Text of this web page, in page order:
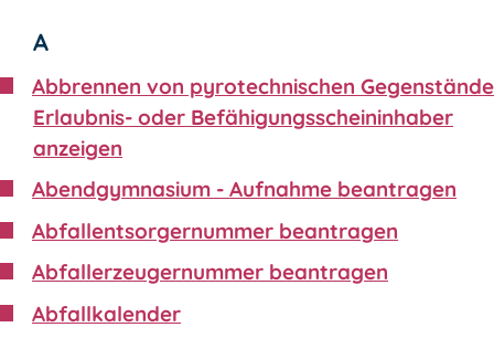
A
Abbrennen von pyrotechnischen
Erlaubnis- oder Befähigungsscheininhaber
anzeigen
Abendgymnasium - Aufnahme beantragen
Abfallentsorgernummer beantragen
Abfallerzeugernummer beantragen
Abfallkalender